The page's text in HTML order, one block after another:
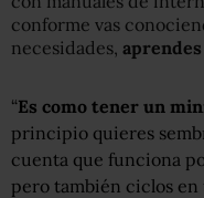
conforme vas
necesidades,
“Es como tener un
principio quieres
cuenta que funciona
pero también ciclos en